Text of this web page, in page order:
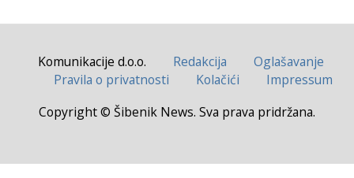
Komunikacije d.o.o. Redakcija
Oglašavanje
Pravila o privatnosti
Kolačići
Impressum
Copyright © Šibenik News. Sva prava pridržana.